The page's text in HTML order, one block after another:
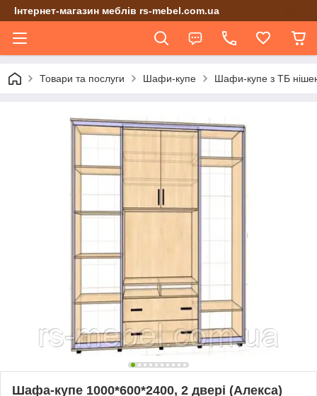
Інтернет-магазин меблів rs-mebel.com.ua
Товари та послуги Шафи-купе Шафи-купе з ТБ
Шафа-купе 1000*600*2400, 2 двері (Алекса)